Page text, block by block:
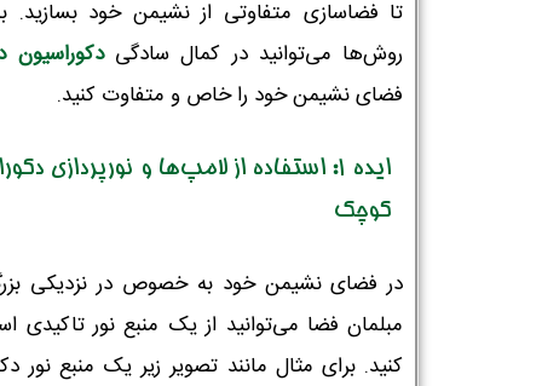
تا فضاسازی متفاوتی از نشیمن خود بسازید.
روش‌ها می‌توانید در کمال سادگیدکوراسیون
فضای نشیمن خود را خاص و متفاوت کنید.
ایده 1: استفاده از لامپ‌ها و نورپردازی
کوچک
در فضای نشیمن خود به خصوص در نزدیکی
مبلمان فضا می‌توانید از یک منبع نور تاکیدی
کنید. برای مثال مانند تصویر زیر یک منبع نور